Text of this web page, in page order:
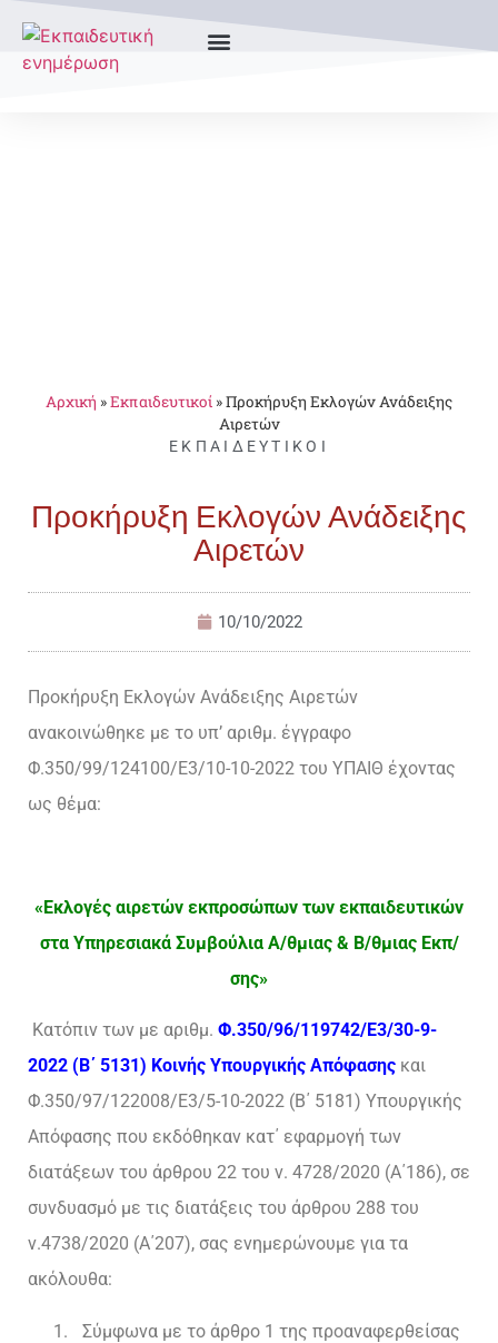
Αρχική »Εκπαιδευτικοί »Προκήρυξη Εκλογών Ανάδειξης
Αιρετών
ΕΚΠΑΙΔΕΥΤΙΚΟΊ
Προκήρυξη Εκλογών Ανάδειξης
Αιρετών
10/10/2022
Προκήρυξη Εκλογών Ανάδειξης Αιρετών
ανακοινώθηκε με το υπ’ αριθμ. έγγραφο
Φ.350/99/124100/E3/10-10-2022 του ΥΠΑΙΘ έχοντας
ως θέμα:
«Εκλογές αιρετών εκπροσώπων των εκπαιδευτικών
στα Υπηρεσιακά Συμβούλια Α/θμιας & Β/θμιας Εκπ/
σης»
Κατόπιν των με αριθμ. Φ.350/96/119742/E3/30-9-
2022 (Β΄ 5131) Κοινής Υπουργικής Απόφασης και
Φ.350/97/122008/E3/5-10-2022 (Β΄ 5181) Υπουργικής
Απόφασης που εκδόθηκαν κατ΄ εφαρμογή των
διατάξεων του άρθρου 22 του ν. 4728/2020 (Α΄186), σε
συνδυασμό με τις διατάξεις του άρθρου 288 του
ν.4738/2020 (Α΄207), σας ενημερώνουμε για τα
ακόλουθα:
Σύμφωνα με το άρθρο 1 της προαναφερθείσας